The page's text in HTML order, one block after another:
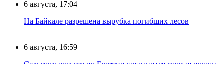
6 августа, 17:04
На Байкале разрешена вырубка погибших лесов
6 августа, 16:59